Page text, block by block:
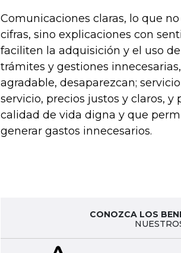
Comunicaciones claras, lo que
cifras, sino explicaciones con
faciliten la adquisición y el uso
trámites y gestiones
agradable, desaparezcan;
servicio, precios justos y claros,
calidad de vida digna y que
generar gastos innecesarios.
CONOZCA LOS